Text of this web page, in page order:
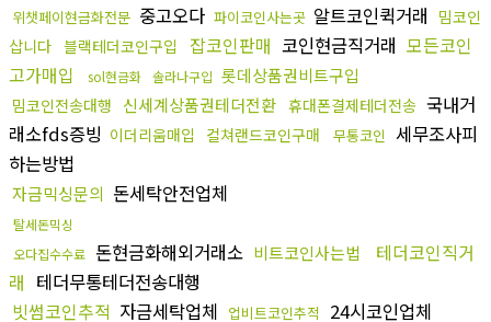
위챗페이현금화전문 중고오다 파이코인사는곳 알트코인퀵거래 밈코인
삽니다 블랙테더코인구입 잡코인판매 코인현금직거래 모든코인
고가매입
sol현금화 솔라나구입 롯데상품권비트구입
밈코인전송대행 신세계상품권테더전환 휴대폰결제테더전송 국내거
래소fds증빙 이더리움매입 컬쳐랜드코인구매 무통코인 세무조사피
하는방법
자금믹싱문의 돈세탁안전업체
탈세돈믹싱
오다집수수료 돈현금화해외거래소 비트코인사는법
테더코인직거
래 테더무통테더전송대행
빗썸코인추적 자금세탁업체 업비트코인추적
24시코인업체